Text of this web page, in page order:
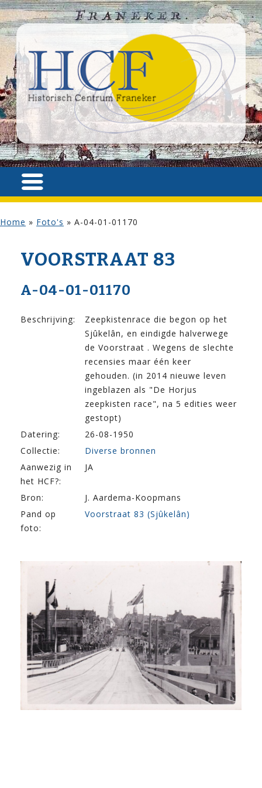
Home » Foto's » A-04-01-01170
VOOR­STRAAT 83
A-04-01-01170
Beschrijving:
Zeepkistenrace die begon op het
Sjûkelân, en eindigde halverwege
de Voorstraat . Wegens de slechte
recensies maar één keer
gehouden. (in 2014 nieuwe leven
ingeblazen als "De Horjus
zeepkisten race", na 5 edities weer
gestopt)
Datering:
26-08-1950
Collectie:
Diverse bronnen
Aanwezig in
het HCF?:
JA
Bron:
J. Aardema-Koopmans
Pand op
foto:
Voorstraat 83 (Sjûkelân)